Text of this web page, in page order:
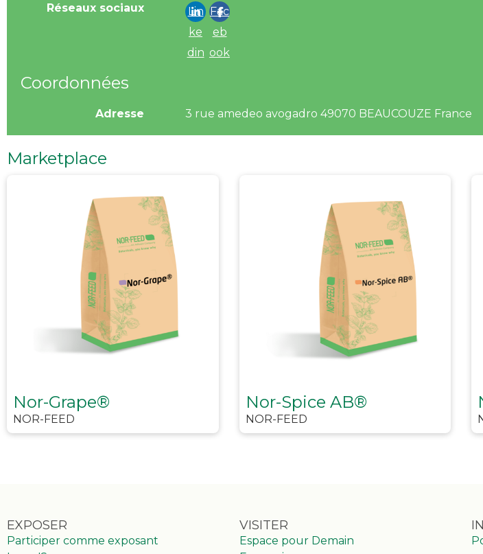
Réseaux sociaux
Lin
ke
din
Fac
eb
ook
Coordonnées
Adresse 3 rue amedeo avogadro 49070 BEAUCOUZE France
Marketplace
Nor-Grape®
NOR-FEED
Nor-Spice AB®
NOR-FEED
EXPOSER
Participer comme exposant
VISITER
Espace pour Demain